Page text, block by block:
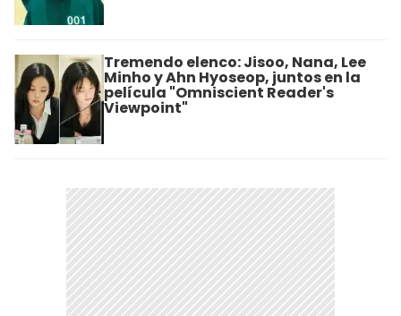
Tremendo elenco: Jisoo, Nana, Lee
Minho y Ahn Hyoseop, juntos en la
película "Omniscient Reader's
Viewpoint"